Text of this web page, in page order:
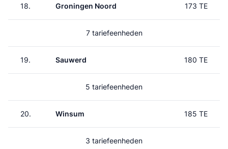
18. Groningen Noord 173 TE
7 tariefeenheden
19. Sauwerd 180 TE
5 tariefeenheden
20. Winsum 185 TE
3 tariefeenheden